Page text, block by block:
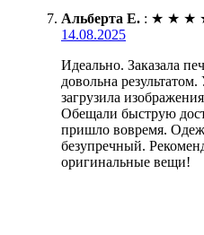
Альберта Е. : ★ ★ ★
14.08.2025
Идеально. Заказала
довольна
загрузила
Обещали быструю
пришло вовремя.
безупречный.
оригинальные вещи!